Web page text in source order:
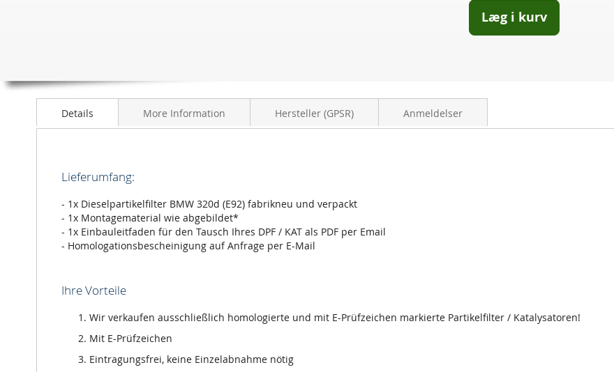
Læg i kurv
Details More Information Hersteller (GPSR) Anmeldelser
Lieferumfang:
- 1x Dieselpartikelfilter BMW 320d (E92) fabrikneu und verpackt
- 1x Montagematerial wie abgebildet*
- 1x Einbauleitfaden für den Tausch Ihres DPF / KAT als PDF per Email
- Homologationsbescheinigung auf Anfrage per E-Mail
Ihre Vorteile
Wir verkaufen ausschließlich homologierte und mit E-Prüfzeichen markierte Partikelfilter / Katalysatoren!
Mit E-Prüfzeichen
Eintragungsfrei, keine Einzelabnahme nötig